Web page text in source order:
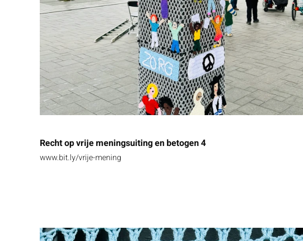
Recht op vrije meningsuiting en betogen 4
www.bit.ly/vrije-mening